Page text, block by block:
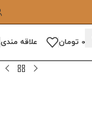
0 تومان علاقه مندی